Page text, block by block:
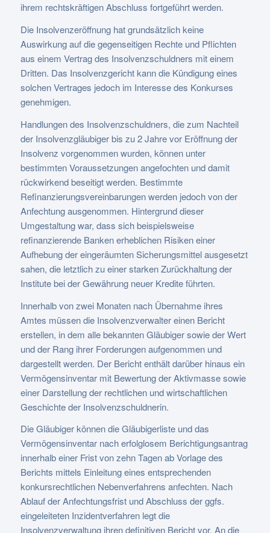
ihrem rechtskräftigen Abschluss fortgeführt werden.
Die Insolvenzeröffnung hat grundsätzlich keine
Auswirkung auf die gegenseitigen Rechte und Pflichten
aus einem Vertrag des Insolvenzschuldners mit einem
Dritten. Das Insolvenzgericht kann die Kündigung eines
solchen Vertrages jedoch im Interesse des Konkurses
genehmigen.
Handlungen des Insolvenzschuldners, die zum Nachteil
der Insolvenzgläubiger bis zu 2 Jahre vor Eröffnung der
Insolvenz vorgenommen wurden, können unter
bestimmten Voraussetzungen angefochten und damit
rückwirkend beseitigt werden. Bestimmte
Refinanzierungsvereinbarungen werden jedoch von der
Anfechtung ausgenommen. Hintergrund dieser
Umgestaltung war, dass sich beispielsweise
refinanzierende Banken erheblichen Risiken einer
Aufhebung der eingeräumten Sicherungsmittel ausgesetzt
sahen, die letztlich zu einer starken Zurückhaltung der
Institute bei der Gewährung neuer Kredite führten.
Innerhalb von zwei Monaten nach Übernahme ihres
Amtes müssen die Insolvenzverwalter einen Bericht
erstellen, in dem alle bekannten Gläubiger sowie der Wert
und der Rang ihrer Forderungen aufgenommen und
dargestellt werden. Der Bericht enthält darüber hinaus ein
Vermögensinventar mit Bewertung der Aktivmasse sowie
einer Darstellung der rechtlichen und wirtschaftlichen
Geschichte der Insolvenzschuldnerin.
Die Gläubiger können die Gläubigerliste und das
Vermögensinventar nach erfolglosem Berichtigungsantrag
innerhalb einer Frist von zehn Tagen ab Vorlage des
Berichts mittels Einleitung eines entsprechenden
konkursrechtlichen Nebenverfahrens anfechten. Nach
Ablauf der Anfechtungsfrist und Abschluss der ggfs.
eingeleiteten Inzidentverfahren legt die
Insolvenzverwaltung ihren definitiven Bericht vor. An die